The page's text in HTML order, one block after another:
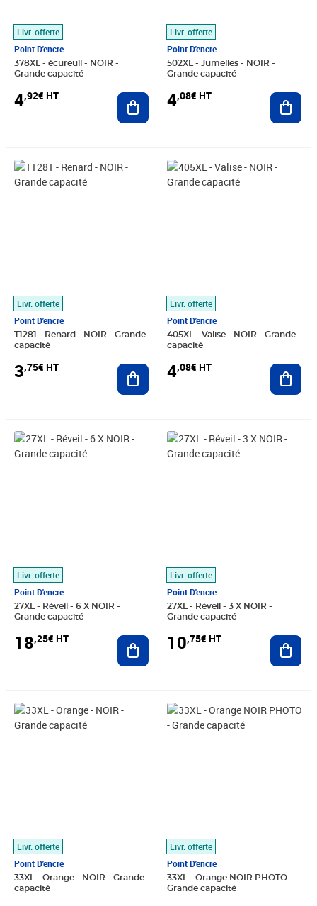
Livr. offerte
Point D'encre
378XL - écureuil - NOIR -
Grande capacité
4,92€ HT Ajouter au panier
Livr. offerte
Point D'encre
502XL - Jumelles - NOIR -
Grande capacité
4,08€ HT
Livr. offerte
Point D'encre
T1281 - Renard - NOIR - Grande
capacité
3,75€ HT
Prix 3,75€ HT
Ajouter au panier
Livr. offerte
Point D'encre
405XL - Valise - NOIR - Grande
capacité
4,08€ HT
Prix 4,08€ HT
Livr. offerte
Point D'encre
27XL - Réveil - 6 X NOIR -
Grande capacité
18,25€ HT
Prix 18,25€ HT
Ajouter au panier
Livr. offerte
Point D'encre
27XL - Réveil - 3 X NOIR -
Grande capacité
10,75€ HT
Prix 10,75€ HT
Livr. offerte
Point D'encre
33XL - Orange - NOIR - Grande
capacité
Prix 4,08€ HT
Livr. offerte
Point D'encre
33XL - Orange NOIR PHOTO -
Grande capacité
Prix 4,08€ HT